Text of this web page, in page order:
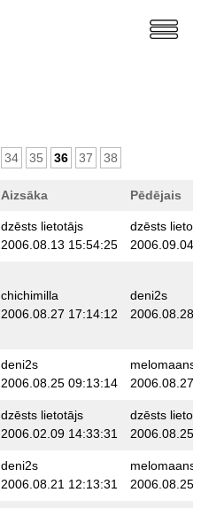
34 35 36 37 38
Aizsāka Pēdējais
dzēsts lietotājs
2006.08.13 15:54:25
dzēsts
2006.09.04
chichimilla
2006.08.27 17:14:12
deni2s
2006.08.28
deni2s
2006.08.25 09:13:14
melomaans
2006.08.27
dzēsts lietotājs
2006.02.09 14:33:31
dzēsts
2006.08.25
deni2s
2006.08.21 12:13:31
melomaans
2006.08.25